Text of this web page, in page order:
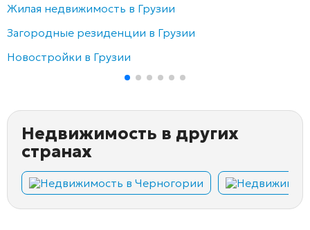
Жилая недвижимость в Грузии
Загородные резиденции в Грузии
Новостройки в Грузии
Недвижимость в других
странах
Недвижимость в Черногории